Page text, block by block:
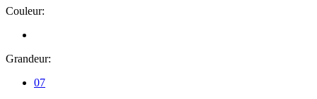
Couleur:
Grandeur:
07